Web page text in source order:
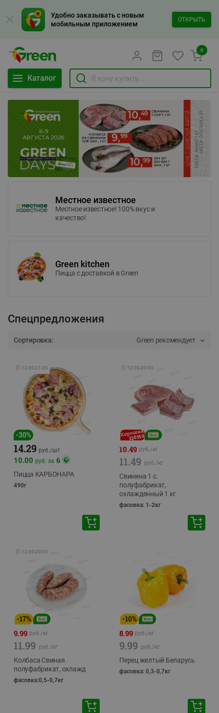
Удобно заказывать с новым
мобильным приложением
ОТКРЫТЬ
Каталог
0
Местное известное
Местное известное! 100% вкус и
качество!
Green kitchen
Пицца c доставкой в Green
Спецпредложения
Сортировка: Green рекомендует
🕘 12:00-21:00
-30%
14.29 руб./шт
10.00 руб. за 6
Пицца КАРБОНАРА
490г
🕘 12:00-20:00
10.49 руб./кг
11.49 руб./кг
Свинина 1 с.
полуфабрикат,
охлажденный 1 кг
фасовка: 1-2кг
🕘 12:00-20:00
-17%
9.99 руб./кг
11.99 руб./кг
Колбаса Свиная
полуфабрикат, охлажд
фасовка:0,5-0,7кг
-10%
8.99 руб./кг
9.99 руб./кг
Перец желтый Беларусь
фасовка: 0,3-0,7кг